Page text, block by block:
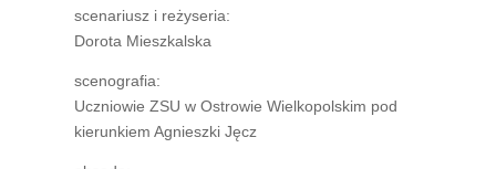
scenariusz i reżyseria:
Dorota Mieszkalska
scenografia:
Uczniowie ZSU w Ostrowie Wielkopolskim pod
kierunkiem Agnieszki Jęcz